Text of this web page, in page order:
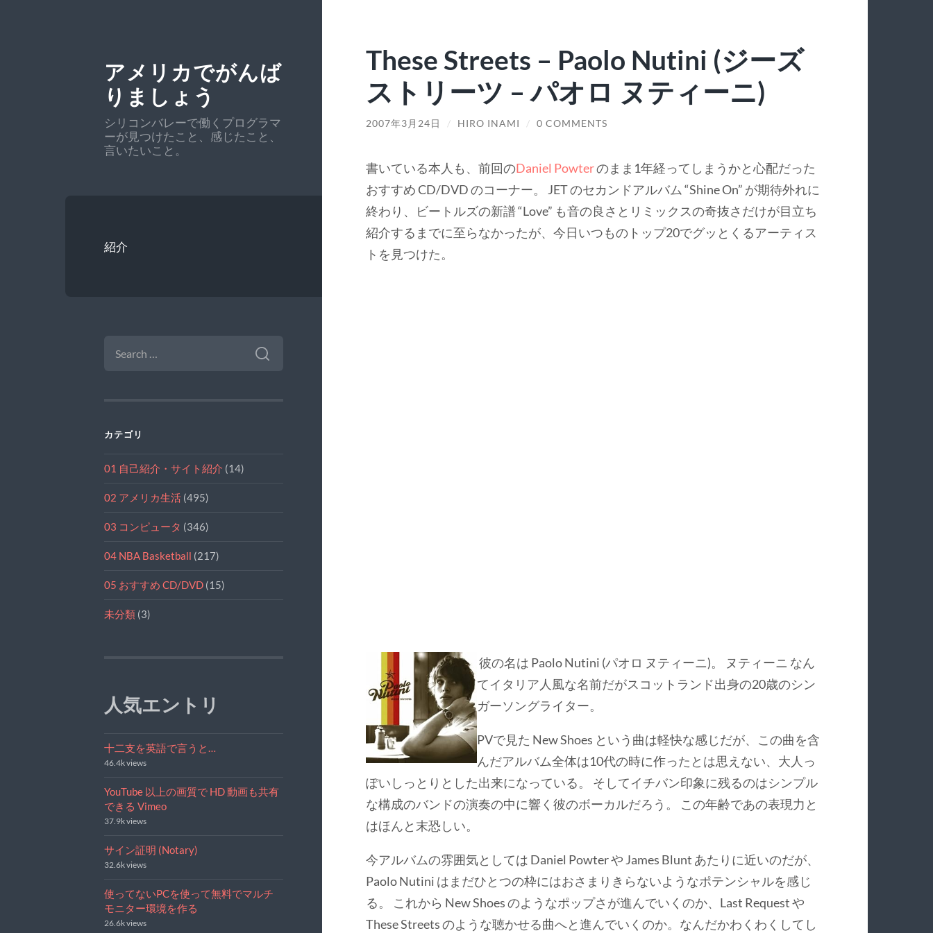
アメリカでがんば
りましょう
シリコンバレーで働くプログラマ
ーが見つけたこと、感じたこと、
言いたいこと。
紹介
FOR:
カテゴリ
01 自己紹介・サイト紹介 (14)
02 アメリカ生活(495)
03 コンピュータ (346)
04 NBA Basketball (217)
05 おすすめ CD/DVD(15)
未分類(3)
人気エントリ
十二支を英語で言うと…
46.4k views
YouTube 以上の画質で HD 動画も共有
できる Vimeo
37.9k views
サイン証明 (Notary)
32.6k views
使ってないPCを使って無料でマルチ
モニター環境を作る
26.6k views
These Streets – Paolo Nutini (ジーズ
ストリーツ – パオロ ヌティーニ)
2007年3月24日 / HIRO INAMI / 0 COMMENTS
書いている本人も、前回のDaniel Powterのまま1年経ってしまうかと心配だった
おすすめ CD/DVD のコーナー。 JET のセカンドアルバム “Shine On” が期待外れに
終わり、ビートルズの新譜 “Love” も音の良さとリミックスの奇抜さだけが目立ち
紹介するまでに至らなかったが、今日いつものトップ20でグッとくるアーティス
トを見つけた。
彼の名は Paolo Nutini (パオロ ヌティーニ)。 ヌティーニ なん
てイタリア人風な名前だがスコットランド出身の20歳のシン
ガーソングライター。
PVで見た New Shoes という曲は軽快な感じだが、この曲を含
んだアルバム全体は10代の時に作ったとは思えない、大人っ
ぽいしっとりとした出来になっている。 そしてイチバン印象に残るのはシンプル
な構成のバンドの演奏の中に響く彼のボーカルだろう。 この年齢であの表現力と
はほんと末恐しい。
今アルバムの雰囲気としては Daniel Powter や James Blunt あたりに近いのだが、
Paolo Nutini はまだひとつの枠にはおさまりきらないようなポテンシャルを感じ
る。 これから New Shoes のようなポップさが進んでいくのか、Last Request や
These Streets のような聴かせる曲へと進んでいくのか。なんだかわくわくしてし